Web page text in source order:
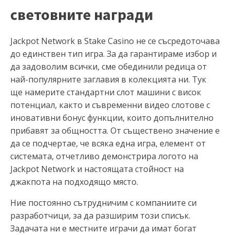
световните награди
Jackpot Network в Stake Casino не се съсредоточава
до единствен тип игра. За да гарантираме избор и
да задоволим всички, сме обединили редица от
най-популярните заглавия в колекцията ни. Тук
ще намерите стандартни слот машини с висок
потенциал, както и съвременни видео слотове с
иновативни бонус функции, които допълнително
прибавят за общността. От съществено значение е
да се подчертае, че всяка една игра, елемент от
системата, отчетливо демонстрира логото на
Jackpot Network и настоящата стойност на
джакпота на подходящо място.
Ние постоянно сътрудничим с компаниите си
разработчици, за да разширим този списък.
Задачата ни е местните играчи да имат богат